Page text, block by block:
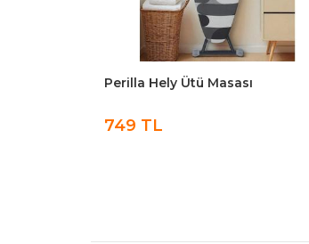
Perilla Hely Ütü Masası
749 TL